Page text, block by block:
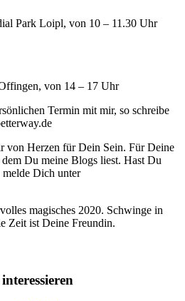
Park Loipl, von 10 – 11.30 Uhr
von 14 – 17 Uhr
Termin mit mir, so schreibe
von Herzen für Dein Sein. Für Deine
Du meine Blogs liest. Hast Du
melde Dich unter
magisches 2020. Schwinge in
Zeit ist Deine Freundin.